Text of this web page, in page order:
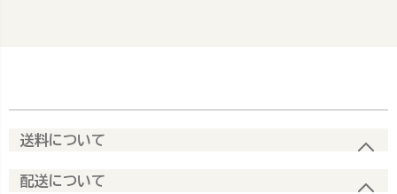
送料について
配送について